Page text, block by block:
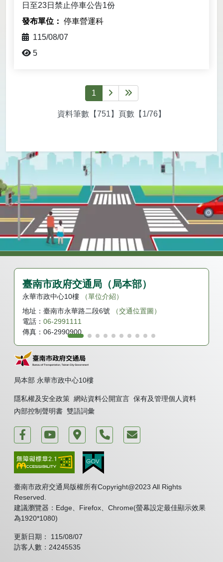
日至23日禁止停車公告1份
停車營運科
115/08/07
5
1 下一頁最後一頁
資料筆數【751】頁數【1/76】
臺南市政府交通局（局本部）
永華市政中心10樓
（單位介紹）
地址： 臺南市永華路二段6號
（交通位置圖）
電話： 06-2991111
傳真： 06-2990900
局本部 永華市政中心10樓
隱私權及安全政策 網站資料公開宣言 保有及管理個人資料
內部控制聲明書 雙語詞彙
運轉台南好交通
臺南市政府交通局 新聞頻道
臺南市政府永華市政中心
電話 我要發表意見
臺南市政府交通局版權所有Copyright@2023 All Rights
Reserved.
建議瀏覽器：Edge、Firefox、Chrome(螢幕設定最佳顯示效果
為1920*1080)
更新日期： 115/08/07
訪客人數：24245535